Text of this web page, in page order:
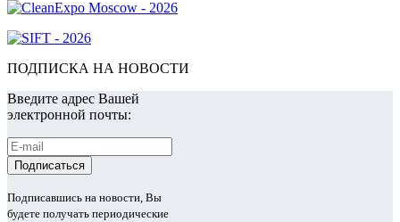
ПОДПИСКА НА НОВОСТИ
Введите адрес Вашей
электронной почты:
Подписавшись на новости, Вы
будете получать периодические